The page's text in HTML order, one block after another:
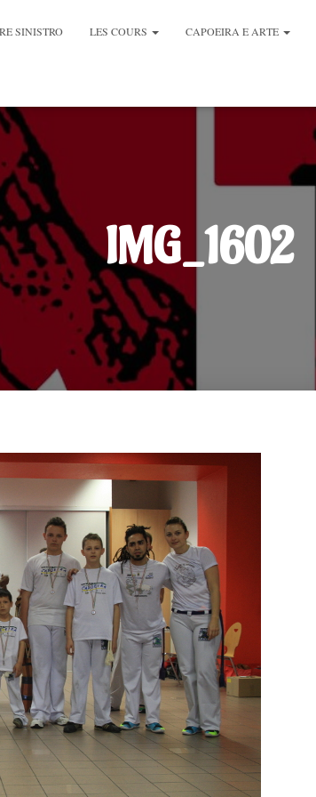
SINISTRO LES COURS CAPOEIRA E ARTE
IMG_1602